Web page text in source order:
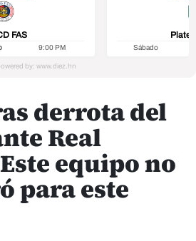
FAS
9:00 PM Sábado
derrota del
Real
equipo no
para este